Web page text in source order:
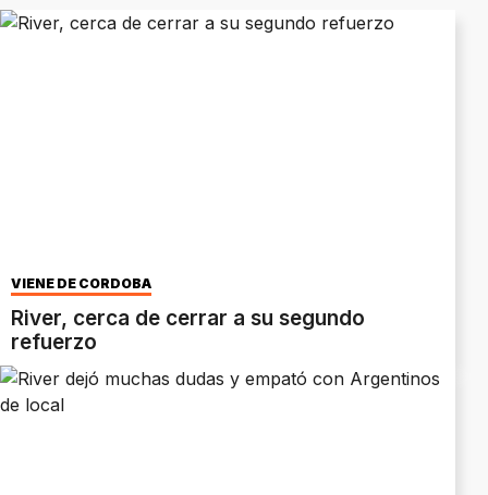
VIENE DE CÓRDOBA
River, cerca de cerrar a su segundo
refuerzo